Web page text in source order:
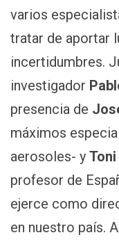
varios
tratar de aportar
incertidumbres.
investigador
presencia de
máximos
aerosoles- y
profesor de
ejerce como
en nuestro país.